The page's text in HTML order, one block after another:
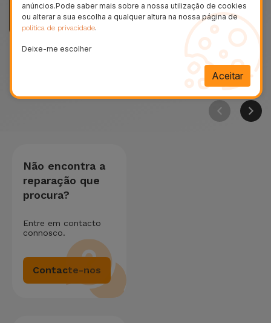
Reparar Câmaras
Reparar Porta de
Reparar
Líquidos
Não encontra a
reparação que
procura?
Entre em contacto
connosco.
Contacte-nos
anúncios.Pode saber mais sobre a nossa utilização de cookies
ou alterar a sua escolha a qualquer altura na nossa página de
política de privacidade.
Deixe-me escolher
Aceitar